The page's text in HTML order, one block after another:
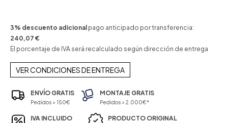
3% descuento adicional pago anticipado por transferencia:
240,07 €
El porcentaje de IVA será recalculado según dirección de entrega
VER CONDICIONES DE ENTREGA
ENVÍO GRATIS
Pedidos > 150€
MONTAJE GRATIS
Pedidos > 2.000€*
IVA INCLUIDO PRODUCTO ORIGINAL